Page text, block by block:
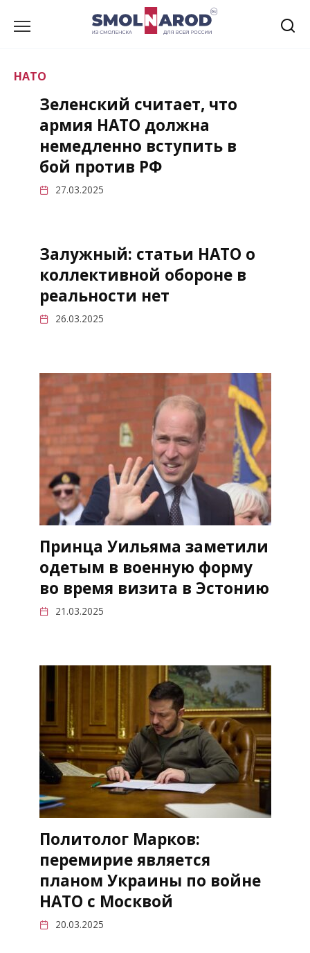
НАТО
Зеленский считает, что
армия НАТО должна
немедленно вступить в
бой против РФ
27.03.2025
Залужный: статьи НАТО о
коллективной обороне в
реальности нет
26.03.2025
Принца Уильяма заметили
одетым в военную форму
во время визита в Эстонию
21.03.2025
Политолог Марков:
перемирие является
планом Украины по войне
НАТО с Москвой
20.03.2025